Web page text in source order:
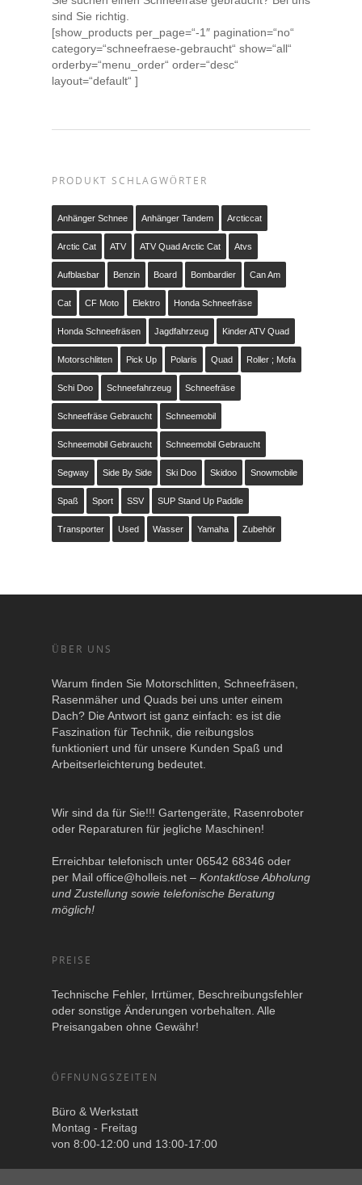
sind Sie richtig.
[show_products per_page=“-1″ pagination=“no“
category=“schneefraese-gebraucht“ show=“all“
orderby=“menu_order“ order=“desc“
layout=“default“ ]
PRODUKT SCHLAGWÖRTER
Anhänger Schnee Anhänger Tandem Arcticcat
Arctic Cat ATV ATV Quad Arctic Cat Atvs
Aufblasbar Benzin Board Bombardier Can Am
Cat CF Moto Elektro Honda Schneefräse
Honda Schneefräsen Jagdfahrzeug Kinder ATV Quad
Motorschlitten Pick Up Polaris Quad Roller ; Mofa
Schi Doo Schneefahrzeug Schneefräse
Schneefräse Gebraucht Schneemobil
Schneemobil Gebraucht Schneemobil Gebraucht
Segway Side By Side Ski Doo Skidoo Snowmobile
Spaß Sport SSV SUP Stand Up Paddle
Transporter Used Wasser Yamaha Zubehör
ÜBER UNS
Warum finden Sie Motorschlitten, Schneefräsen,
Rasenmäher und Quads bei uns unter einem
Dach? Die Antwort ist ganz einfach: es ist die
Faszination für Technik, die reibungslos
funktioniert und für unsere Kunden Spaß und
Arbeitserleichterung bedeutet.
Wir sind da für Sie!!! Gartengeräte, Rasenroboter
oder Reparaturen für jegliche Maschinen!
Erreichbar telefonisch unter 06542 68346 oder
per Mail office@holleis.net – Kontaktlose Abholung
und Zustellung sowie telefonische Beratung
möglich!
PREISE
Technische Fehler, Irrtümer, Beschreibungsfehler
oder sonstige Änderungen vorbehalten. Alle
Preisangaben ohne Gewähr!
ÖFFNUNGSZEITEN
Büro & Werkstatt
Montag - Freitag
von 8:00-12:00 und 13:00-17:00